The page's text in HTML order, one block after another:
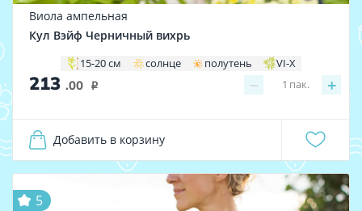
Виола ампельная
Кул Вэйф Черничный вихрь
15-20 см солнце полутень VI-X
213 .00 i − +
1 пак.
Добавить в корзину
5